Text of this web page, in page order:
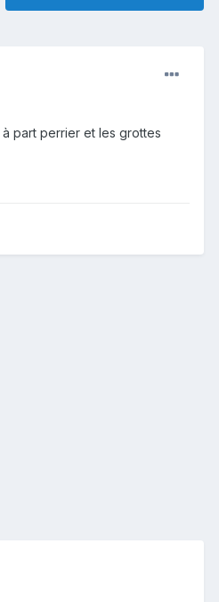
part perrier et les grottes